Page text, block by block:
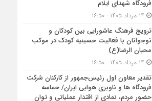
فرودگاه شهدای ایلام
ترویج فرهنگ عاشورایی بین کودکان و
نوجوانان با فعالیت حسینیه کودک در موکب
محبان الرضا(ع)
تقدیر معاون اول رئیس‌جمهور از کارکنان شرکت
فرودگاه ها و ناوبری هوایی ایران/ حماسه
حضور مردم، نمادی از اقتدار عملیاتی و توان